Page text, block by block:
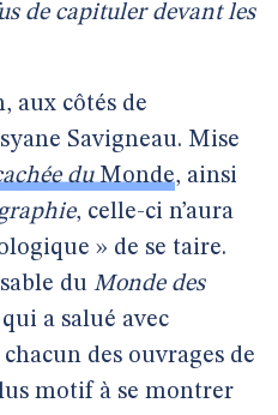
de capituler devant les
aux côtés de
Savigneau. Mise
duMonde, ainsi
, celle-ci n’aura
» de se taire.
du Monde des
a salué avec
des ouvrages de
motif à se montrer